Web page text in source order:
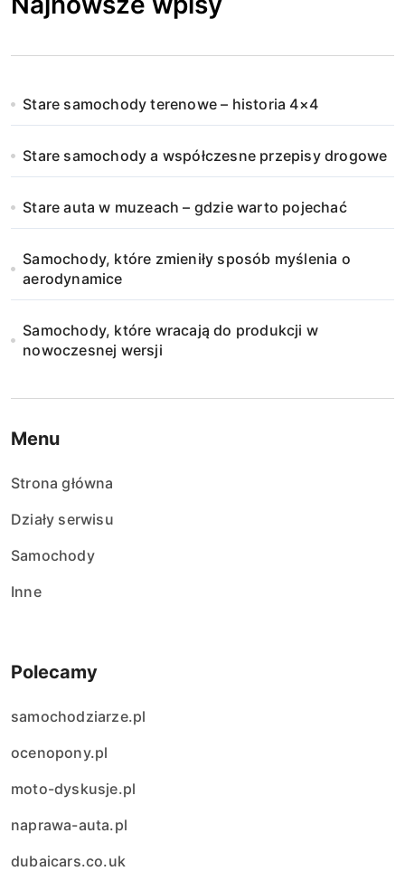
Stare samochody terenowe – historia 4×4
Stare samochody a współczesne przepisy drogowe
Stare auta w muzeach – gdzie warto pojechać
Samochody, które zmieniły sposób myślenia o
aerodynamice
Samochody, które wracają do produkcji w
nowoczesnej wersji
Menu
Strona główna
Działy serwisu
Samochody
Inne
Polecamy
samochodziarze.pl
ocenopony.pl
moto-dyskusje.pl
naprawa-auta.pl
dubaicars.co.uk